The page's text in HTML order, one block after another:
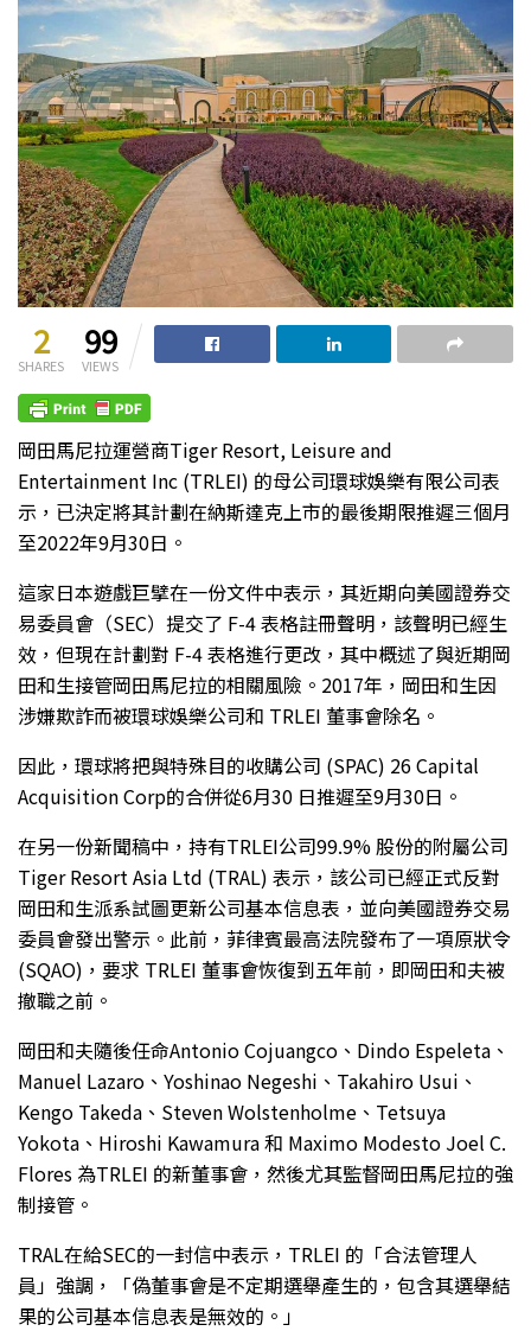
2
SHARES
99
VIEWS
岡田馬尼拉運營商Tiger Resort, Leisure and
Entertainment Inc (TRLEI) 的母公司環球娛樂有限公司表
示，已決定將其計劃在納斯達克上市的最後期限推遲三個月
至2022年9月30日。
這家日本遊戲巨擘在一份文件中表示，其近期向美國證券交
易委員會（SEC）提交了 F-4 表格註冊聲明，該聲明已經生
效，但現在計劃對 F-4 表格進行更改，其中概述了與近期岡
田和生接管岡田馬尼拉的相關風險。2017年，岡田和生因
涉嫌欺詐而被環球娛樂公司和 TRLEI 董事會除名。
因此，環球將把與特殊目的收購公司 (SPAC) 26 Capital
Acquisition Corp的合併從6月30 日推遲至9月30日。
在另一份新聞稿中，持有TRLEI公司99.9% 股份的附屬公司
Tiger Resort Asia Ltd (TRAL) 表示，該公司已經正式反對
岡田和生派系試圖更新公司基本信息表，並向美國證券交易
委員會發出警示。此前，菲律賓最高法院發布了一項原狀令
(SQAO)，要求 TRLEI 董事會恢復到五年前，即岡田和夫被
撤職之前。
岡田和夫隨後任命Antonio Cojuangco、Dindo Espeleta、
Manuel Lazaro、Yoshinao Negeshi、Takahiro Usui、
Kengo Takeda、Steven Wolstenholme、Tetsuya
Yokota、Hiroshi Kawamura 和 Maximo Modesto Joel C.
Flores 為TRLEI 的新董事會，然後尤其監督岡田馬尼拉的強
制接管。
TRAL在給SEC的一封信中表示，TRLEI 的「合法管理人
員」強調，「偽董事會是不定期選舉產生的，包含其選舉結
果的公司基本信息表是無效的。」